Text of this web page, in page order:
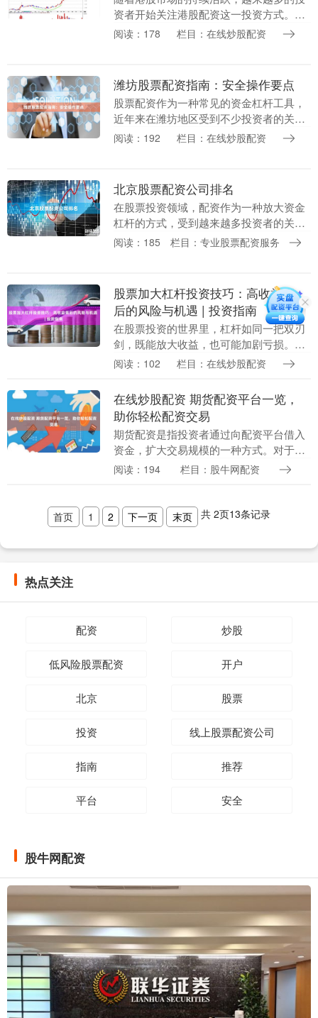
资者开始关注港股配资这一投资方式。通
过配资，投资者可以以较少的自有资金撬
阅读：178 栏目：在线炒股配资
潍坊股票配资指南：安全操作要点
股票配资作为一种常见的资金杠杆工具，
近年来在潍坊地区受到不少投资者的关
注。合理运用配资可以放大收益，但若操
阅读：192 栏目：在线炒股配资
北京股票配资公司排名
在股票投资领域，配资作为一种放大资金
杠杆的方式，受到越来越多投资者的关
注。北京作为中国的金融中心，汇聚了众
阅读：185 栏目：专业股票配资服务
股票加大杠杆投资技巧：高收益背
后的风险与机遇 | 投资指南
在股票投资的世界里，杠杆如同一把双刃
剑，既能放大收益，也可能加剧亏损。对
于追求高回报的投资者而言，了解杠杆投
讨股票加大杠杆的....
阅读：102 栏目：在线炒股配资
在线炒股配资 期货配资平台一览，
助你轻松配资交易
期货配资是指投资者通过向配资平台借入
资金，扩大交易规模的一种方式。对于资
金有限的投资者来说，期货配资可以有效
阅读：194 栏目：股牛网配资
首页 1 2 下一页 末页 共 2页13条记录
热点关注
配资 炒股
低风险股票配资 开户
北京 股票
投资 线上股票配资公司
指南 推荐
平台 安全
股牛网配资